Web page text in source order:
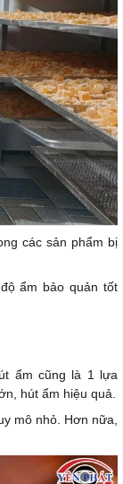
các sản phẩm bị
ẩm bảo quản tốt
ẩm cũng là 1 lựa
hút ẩm hiệu quả.
mô nhỏ. Hơn nữa,